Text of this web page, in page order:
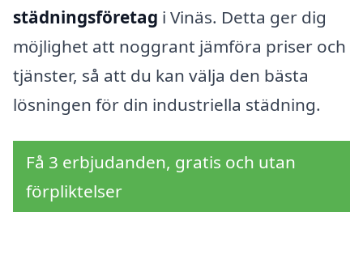
städningsföretag i Vinäs. Detta ger dig
möjlighet att noggrant jämföra priser och
tjänster, så att du kan välja den bästa
lösningen för din industriella städning.
Få 3 erbjudanden, gratis och utan
förpliktelser